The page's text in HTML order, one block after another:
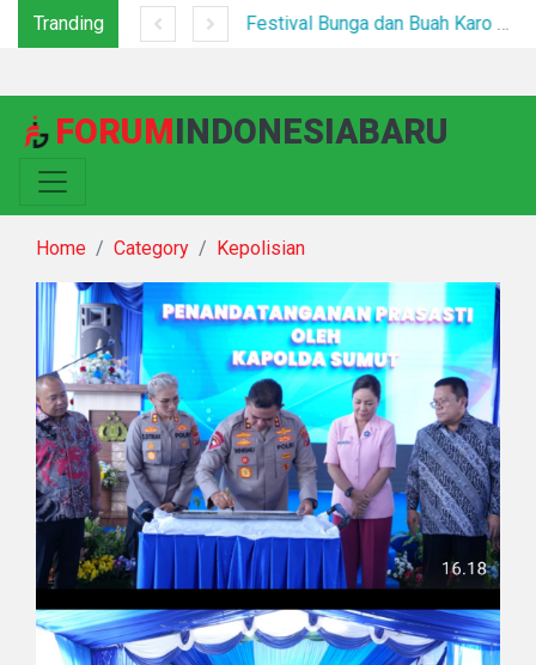
Tranding Festival Bunga dan Buah Karo 2026 Resmi Dibuka, Ribuan Pengunjung Padati Berastagi di Bawah Pengamanan Ketat
FORUMINDONESIABARU
Home Category Kepolisian